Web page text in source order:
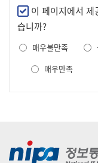
만
족
도
조
이 페이지에서 제
습니까?
매우불만족
매우만족